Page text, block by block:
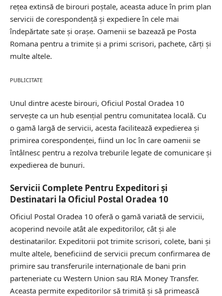
rețea extinsă de birouri poștale, aceasta aduce în prim plan
servicii de corespondență și expediere în cele mai
îndepărtate sate și orașe. Oamenii se bazează pe Posta
Romana pentru a trimite și a primi scrisori, pachete, cărți și
multe altele.
PUBLICITATE
Unul dintre aceste birouri, Oficiul Postal Oradea 10
servește ca un hub esențial pentru comunitatea locală. Cu
o gamă largă de servicii, acesta facilitează expedierea și
primirea corespondenței, fiind un loc în care oamenii se
întâlnesc pentru a rezolva treburile legate de comunicare și
expedierea de bunuri.
Servicii Complete Pentru Expeditori și
Destinatari la Oficiul Postal Oradea 10
Oficiul Postal Oradea 10 oferă o gamă variată de servicii,
acoperind nevoile atât ale expeditorilor, cât și ale
destinatarilor. Expeditorii pot trimite scrisori, colete, bani și
multe altele, beneficiind de servicii precum confirmarea de
primire sau transferurile internaționale de bani prin
parteneriate cu Western Union sau RIA Money Transfer.
Aceasta permite expeditorilor să trimită și să primească